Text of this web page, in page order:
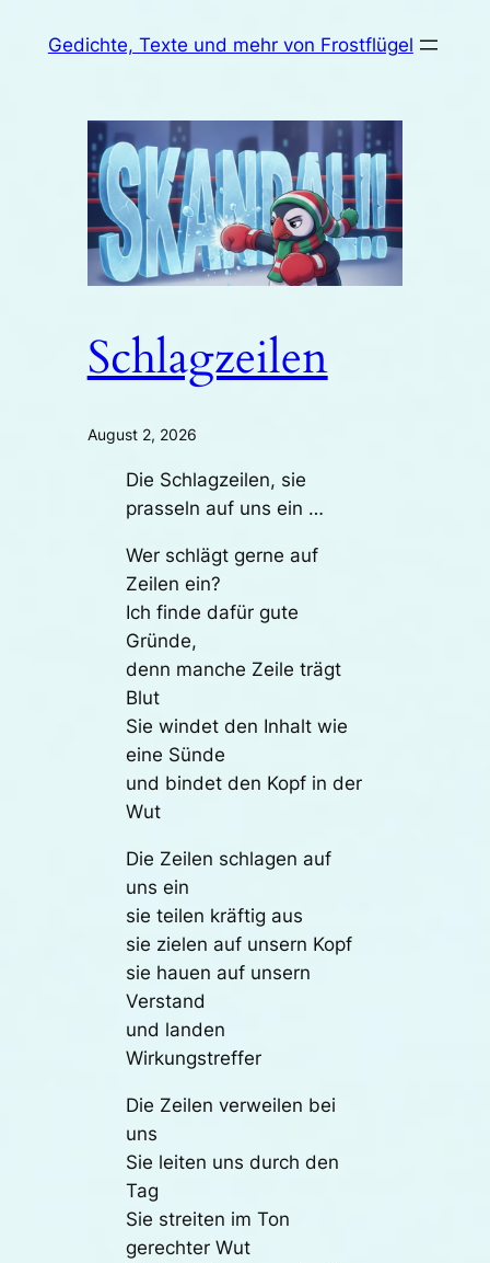
InhaltGedichte, Texte und mehr von Frostflügel
Schlagzeilen
August 2, 2026
Die Schlagzeilen, sie
prasseln auf uns ein …
Wer schlägt gerne auf
Zeilen ein?
Ich finde dafür gute
Gründe,
denn manche Zeile trägt
Blut
Sie windet den Inhalt wie
eine Sünde
und bindet den Kopf in der
Wut
Die Zeilen schlagen auf
uns ein
sie teilen kräftig aus
sie zielen auf unsern Kopf
sie hauen auf unsern
Verstand
und landen
Wirkungstreffer
Die Zeilen verweilen bei
uns
Sie leiten uns durch den
Tag
Sie streiten im Ton
gerechter Wut